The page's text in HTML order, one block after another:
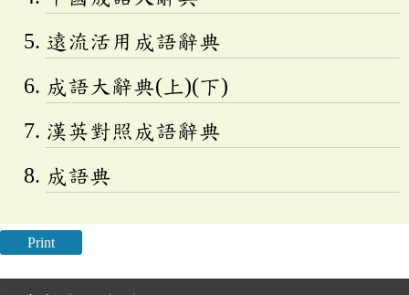
遠流活用成語辭典
成語大辭典(上)(下)
漢英對照成語辭典
成語典
Print